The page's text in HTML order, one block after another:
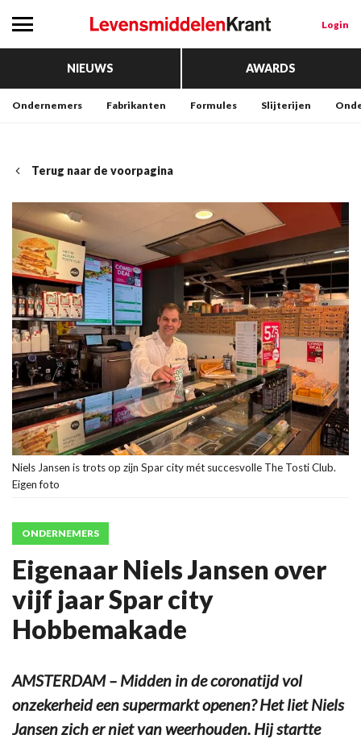
Login
NIEUWS AWARDS
Ondernemers Fabrikanten Formules Slijterijen
Terug naar de voorpagina
Niels Jansen is trots op zijn Spar city mét succesvolle The Tosti Club.
Eigen foto
ONDERNEMERS
Eigenaar Niels Jansen over
vijf jaar Spar city
Hobbemakade
AMSTERDAM – Midden in de coronatijd vol
onzekerheid een supermarkt openen? Het liet Niels
Jansen zich er niet van weerhouden. Hij startte